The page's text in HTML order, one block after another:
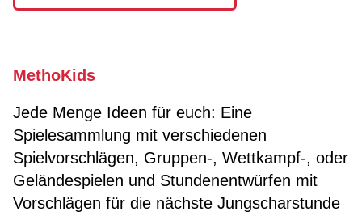
MethoKids
Jede Menge Ideen für euch: Eine
Spielesammlung mit verschiedenen
Spielvorschlägen, Gruppen-, Wettkampf-, oder
Geländespielen und Stundenentwürfen mit
Vorschlägen für die nächste Jungscharstunde